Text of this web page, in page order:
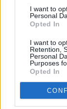
I want to
Personal
Opted In
I want to
Retention,
Personal
Purposes
Opted In